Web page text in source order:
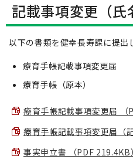
記載事項変更（氏
以下の書類を健幸長寿課に提出
療育手帳記載事項変更届
療育手帳（原本）
療育手帳記載事項変更届 （
療育手帳記載事項変更届（
事実申立書 （PDF 219.4KB）